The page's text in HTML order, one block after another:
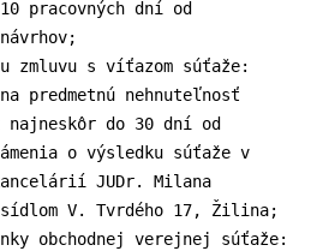
pracovných dní od
zmluvu s víťazom súťaže:
predmetnú nehnuteľnosť
do 30 dní od
o výsledku súťaže v
JUDr. Milana
sídlom V. Tvrdého 17, Žilina;
obchodnej verejnej súťaže: